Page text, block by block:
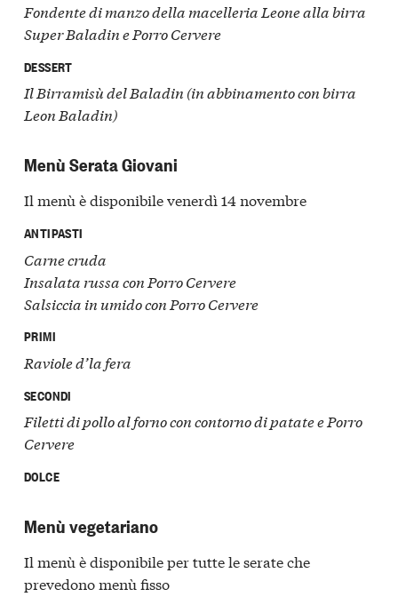
Fondente di manzo della macelleria Leone alla birra
Super Baladin e Porro Cervere
DESSERT
Il Birramisù del Baladin (in abbinamento con birra
Leon Baladin)
Menù Serata Giovani
Il menù è disponibile venerdì 14 novembre
ANTIPASTI
Carne cruda
Insalata russa con Porro Cervere
Salsiccia in umido con Porro Cervere
PRIMI
Raviole d’la fera
SECONDI
Filetti di pollo al forno con contorno di patate e Porro
Cervere
DOLCE
Menù vegetariano
Il menù è disponibile per tutte le serate che
prevedono menù fisso